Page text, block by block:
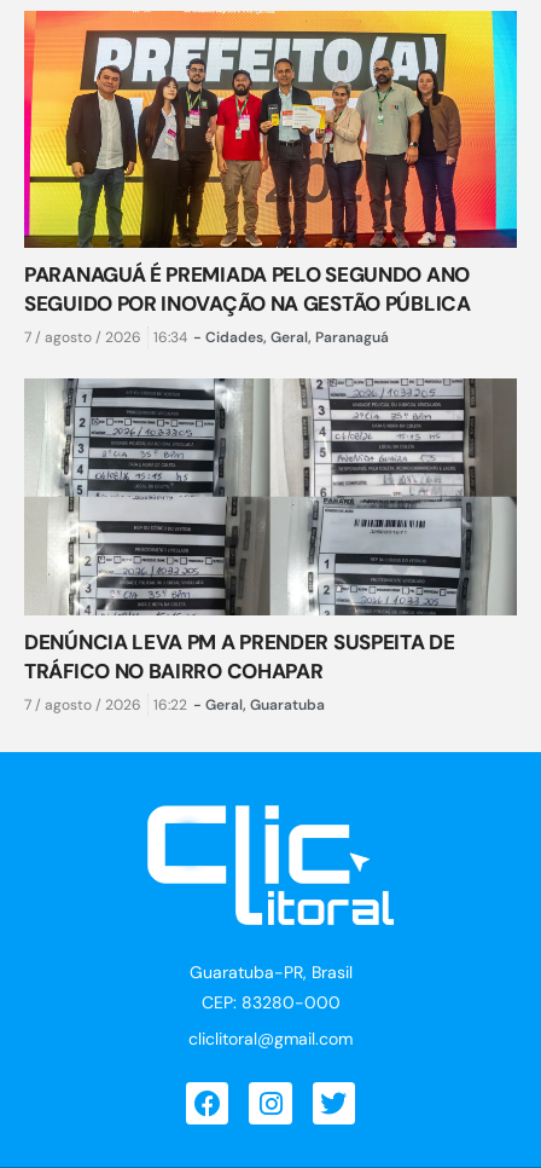
PARANAGUÁ É PREMIADA PELO SEGUNDO ANO
SEGUIDO POR INOVAÇÃO NA GESTÃO PÚBLICA
7 / agosto / 2026 16:34 - Cidades, Geral, Paranaguá
DENÚNCIA LEVA PM A PRENDER SUSPEITA DE
TRÁFICO NO BAIRRO COHAPAR
7 / agosto / 2026 16:22 - Geral, Guaratuba
Guaratuba-PR, Brasil
CEP: 83280-000
cliclitoral@gmail.com